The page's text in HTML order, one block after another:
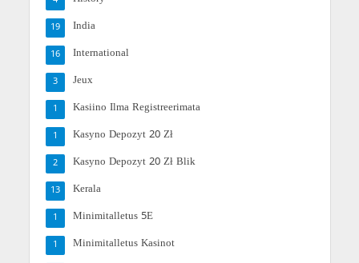
India
19
International
16
Jeux
3
Kasiino Ilma Registreerimata
1
Kasyno Depozyt 20 Zł
1
Kasyno Depozyt 20 Zł Blik
2
Kerala
13
Minimitalletus 5E
1
Minimitalletus Kasinot
1